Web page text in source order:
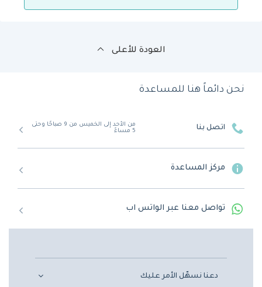
العودة للأعلى
نحن دائماً هنا للمساعدة
اتصل بنا
من الأحد إلى الخميس من 9 صباحًا وحتى
5 مساءً
مركز المساعدة
تواصل معنا عبر الواتس اب
دعنا نسهّل الأمر عليك